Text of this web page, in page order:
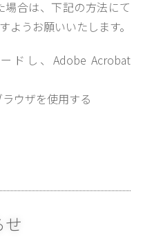
合は、下記の方法にて
ようお願いいたします。
ドし、Adobe Acrobat
ウザを使用する